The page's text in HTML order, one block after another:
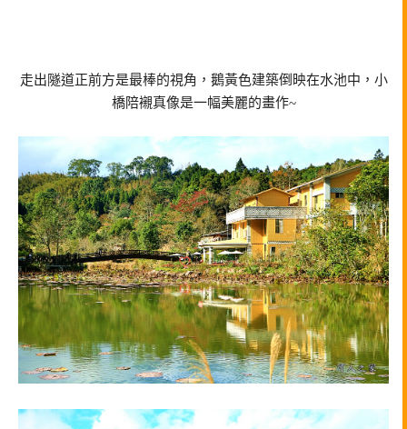
走出隧道正前方是最棒的視角，鵝黃色建築倒映在水池中，小
橋陪襯真像是一幅美麗的畫作~